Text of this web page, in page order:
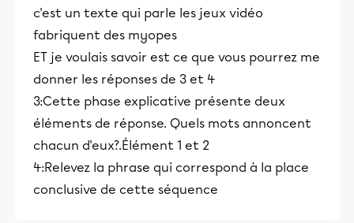
c'est un texte qui parle les jeux vidéo
fabriquent des myopes
ET je voulais savoir est ce que vous pourrez me
donner les réponses de 3 et 4
3:Cette phase explicative présente deux
éléments de réponse. Quels mots annoncent
chacun d'eux?.Élément 1 et 2
4:Relevez la phrase qui correspond à la place
conclusive de cette séquence